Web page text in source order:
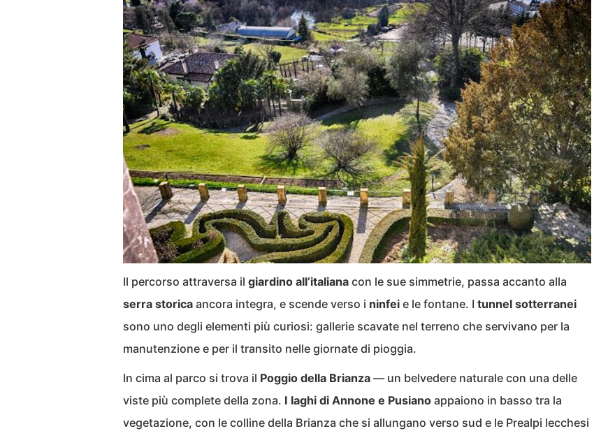
Il percorso attraversa il giardino all’italiana con le sue simmetrie, passa accanto alla
serra storica ancora integra, e scende verso i ninfei e le fontane. I tunnel sotterranei
sono uno degli elementi più curiosi: gallerie scavate nel terreno che servivano per la
manutenzione e per il transito nelle giornate di pioggia.
In cima al parco si trova il Poggio della Brianza — un belvedere naturale con una delle
viste più complete della zona. I laghi di Annone e Pusiano appaiono in basso tra la
vegetazione, con le colline della Brianza che si allungano verso sud e le Prealpi lecchesi